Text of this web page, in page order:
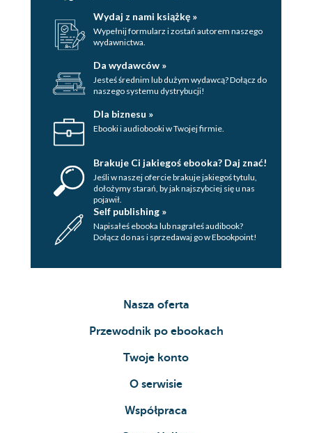
Wydaj z nami książkę »
Wypełnij formularz i zostań autorem naszego
wydawnictwa.
Da wydawców »
Jesteś średnim lub dużym wydawcą? Dołącz do
naszego systemu dystrybucji!
Dla biznesu »
Ebooki i audiobooki w Twojej firmie.
Brakuje Ci jakiegoś ebooka? Daj znać!
Jeśli w naszej ofercie brakuje jakiegoś tytulu,
dołożymy starań, by jak najszybciej się u nas
pojawił.
Self publishing »
Napisałeś ebooka lub nagrałeś audibook?
Dołącz do nas i sprzedawaj go w Ebookpoint!
Nasza oferta
Przewodnik po ebookach
Twoje konto
O serwisie
Współpraca